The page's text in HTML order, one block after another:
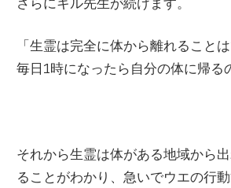
「生霊は完全に体から離れること
毎日1時になったら自分の体に帰る
それから生霊は体がある地域から
ることがわかり、急いでウエの行